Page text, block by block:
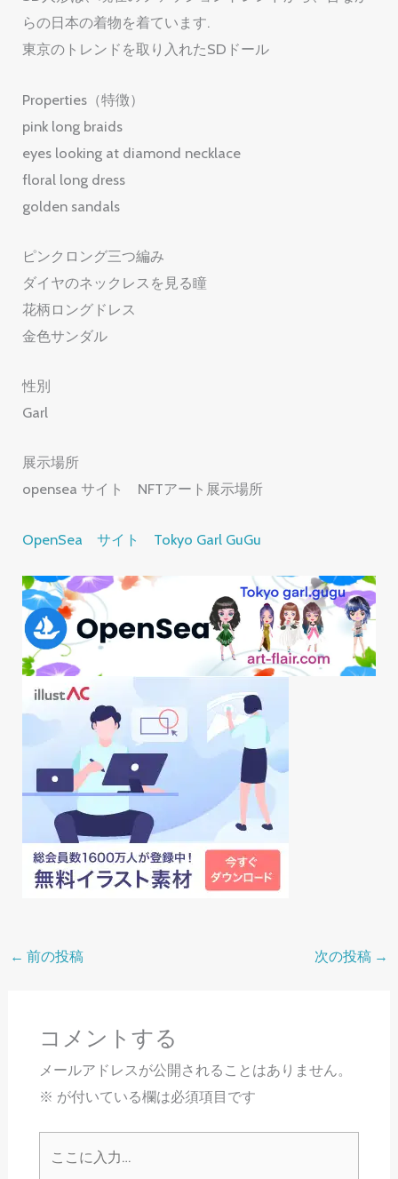
らの日本の着物を着ています.
東京のトレンドを取り入れたSDドール
Properties（特徴）
pink long braids
eyes looking at diamond necklace
floral long dress
golden sandals
ピンクロング三つ編み
ダイヤのネックレスを見る瞳
花柄ロングドレス
金色サンダル
性別
Garl
展示場所
opensea サイト NFTアート展示場所
OpenSea サイト Tokyo Garl GuGu
← 前の投稿 次の投稿 →
コメントする
メールアドレスが公開されることはありません。
※ が付いている欄は必須項目です